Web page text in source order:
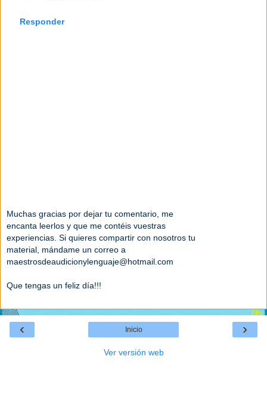
Responder
Muchas gracias por dejar tu comentario, me
encanta leerlos y que me contéis vuestras
experiencias. Si quieres compartir con nosotros tu
material, mándame un correo a
maestrosdeaudicionylenguaje@hotmail.com
Que tengas un feliz día!!!
‹ ›
Inicio
Ver versión web